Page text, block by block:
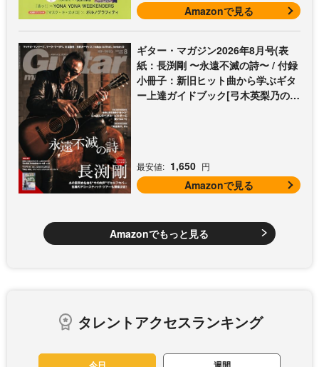
Amazonで見る
ギター・マガジン2026年8月号(表
紙：長渕剛 〜永遠不滅の詩〜 / 付録
小冊子：新旧ヒット曲から学ぶギタ
ー上達ガイドブック[弓木英梨乃の放
最安値: 1,650 円
Amazonで見る
Amazonでもっと見る
タレントアクセスランキング